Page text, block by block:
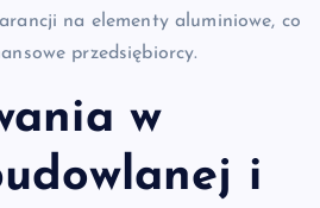
na elementy aluminiowe, co
przedsiębiorcy.
w
i